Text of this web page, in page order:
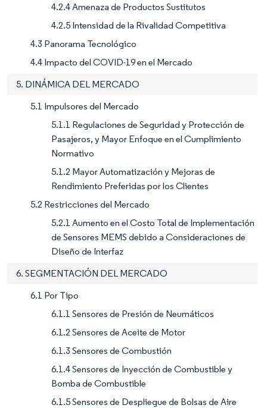
4.2.4 Amenaza de Productos Sustitutos
4.2.5 Intensidad de la Rivalidad Competitiva
4.3 Panorama Tecnológico
4.4 Impacto del COVID-19 en el Mercado
5. DINÁMICA DEL MERCADO
5.1 Impulsores del Mercado
5.1.1 Regulaciones de Seguridad y Protección de
Pasajeros, y Mayor Enfoque en el Cumplimiento
Normativo
5.1.2 Mayor Automatización y Mejoras de
Rendimiento Preferidas por los Clientes
5.2 Restricciones del Mercado
5.2.1 Aumento en el Costo Total de Implementación
de Sensores MEMS debido a Consideraciones de
Diseño de Interfaz
6. SEGMENTACIÓN DEL MERCADO
6.1 Por Tipo
6.1.1 Sensores de Presión de Neumáticos
6.1.2 Sensores de Aceite de Motor
6.1.3 Sensores de Combustión
6.1.4 Sensores de Inyección de Combustible y
Bomba de Combustible
6.1.5 Sensores de Despliegue de Bolsas de Aire